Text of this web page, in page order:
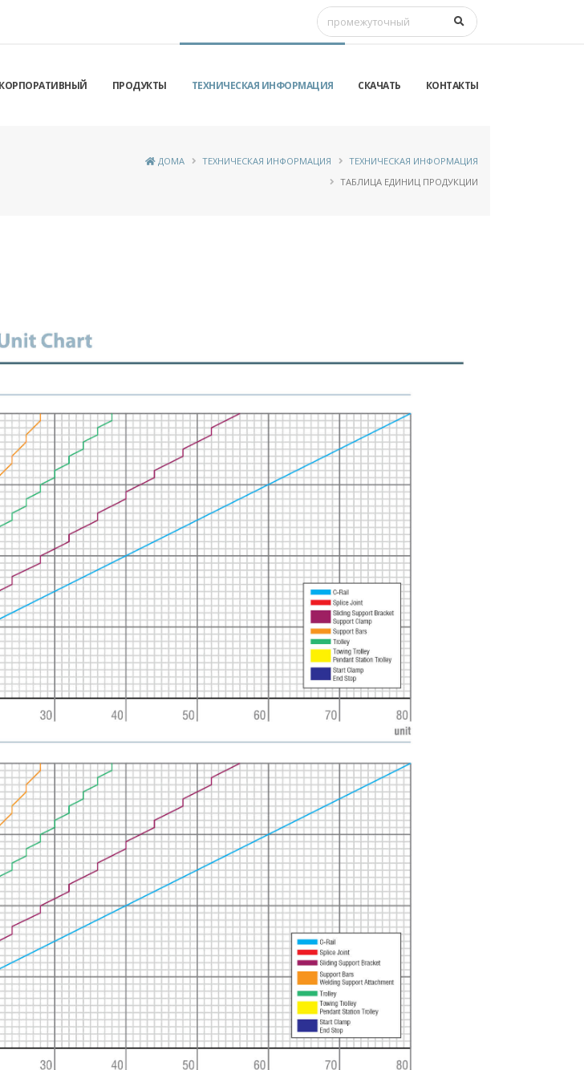
КОРПОРАТИВНЫЙ ПРОДУКТЫ ТЕХНИЧЕСКАЯ ИНФОРМАЦИЯ СКАЧАТЬ КОНТАКТЫ
ДОМА ТЕХНИЧЕСКАЯ ИНФОРМАЦИЯ
ТЕХНИЧЕСКАЯ ИНФОРМАЦИЯ
ТАБЛИЦА ЕДИНИЦ ПРОДУКЦИИ